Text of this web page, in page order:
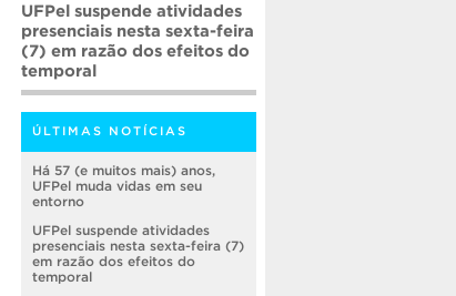
UFPel suspende atividades
presenciais nesta sexta-feira
(7) em razão dos efeitos do
temporal
ÚLTIMAS NOTÍCIAS
Há 57 (e muitos mais) anos,
UFPel muda vidas em seu
entorno
UFPel suspende atividades
presenciais nesta sexta-feira (7)
em razão dos efeitos do
temporal